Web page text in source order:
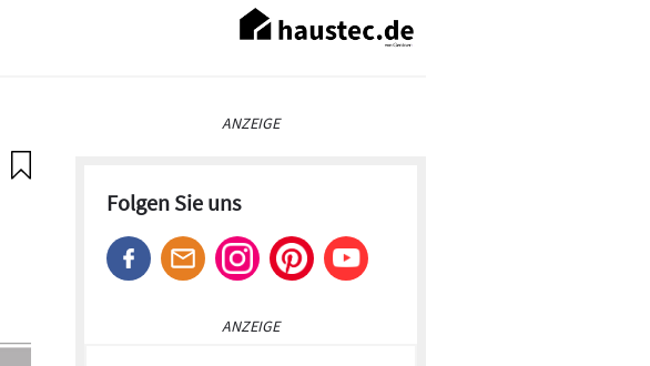
ANZEIGE
Folgen Sie uns
ANZEIGE